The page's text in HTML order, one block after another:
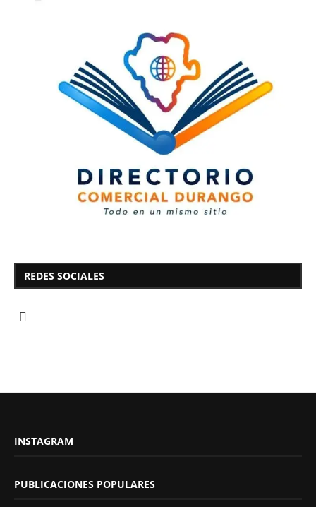
REDES SOCIALES
INSTAGRAM
PUBLICACIONES POPULARES